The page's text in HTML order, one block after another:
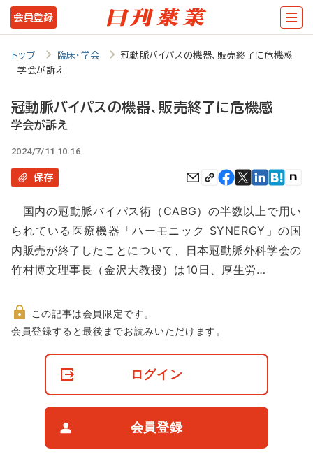
メ
イ
テ
ツ
に
動
会員登録
トップ 臨床・学会
冠動脈バイパスの機器、販売終了に危機感
学会が訴え
冠動脈バイパスの機器、販売終了に危機感
学会が訴え
2024/7/11 10:16
保存
国内の冠動脈バイパス術（CABG）の半数以上で用い
られている医療機器「ハーモニック SYNERGY」の国
内販売が終了したことについて、日本冠動脈外科学会の
竹村博文理事長（金沢大教授）は10日、厚生労…
非
この記事は会員限定です。
会員登録すると最後までお読みいただけます。
ログイン
会員登録